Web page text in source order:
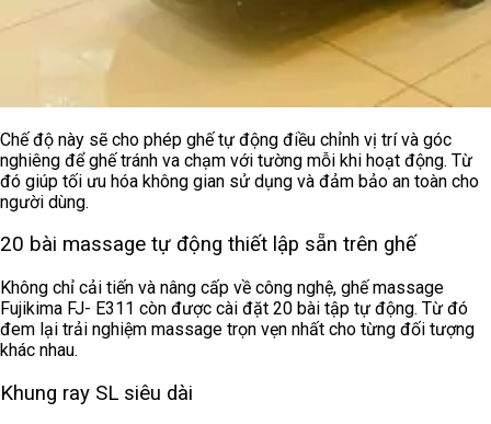
Chế độ này sẽ cho phép ghế tự động điều chỉnh vị trí và góc
nghiêng để ghế tránh va chạm với tường mỗi khi hoạt động. Từ
đó giúp tối ưu hóa không gian sử dụng và đảm bảo an toàn cho
người dùng.
20 bài massage tự động thiết lập sẵn trên ghế
Không chỉ cải tiến và nâng cấp về công nghệ, ghế massage
Fujikima FJ- E311 còn được cài đặt 20 bài tập tự động. Từ đó
đem lại trải nghiệm massage trọn vẹn nhất cho từng đối tượng
khác nhau.
Khung ray SL siêu dài